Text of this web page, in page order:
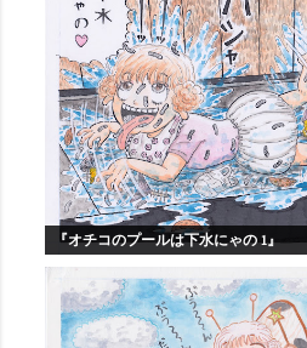
『オチコのプールは下水にゃの 1』